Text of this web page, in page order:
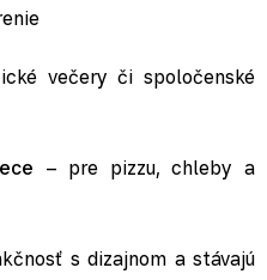
večery či spoločenské
– pre pizzu, chleby a
s dizajnom a stávajú